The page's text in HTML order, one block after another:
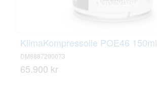
KlimaKompressolie POE46 150ml
DM8887200073
65.900 kr